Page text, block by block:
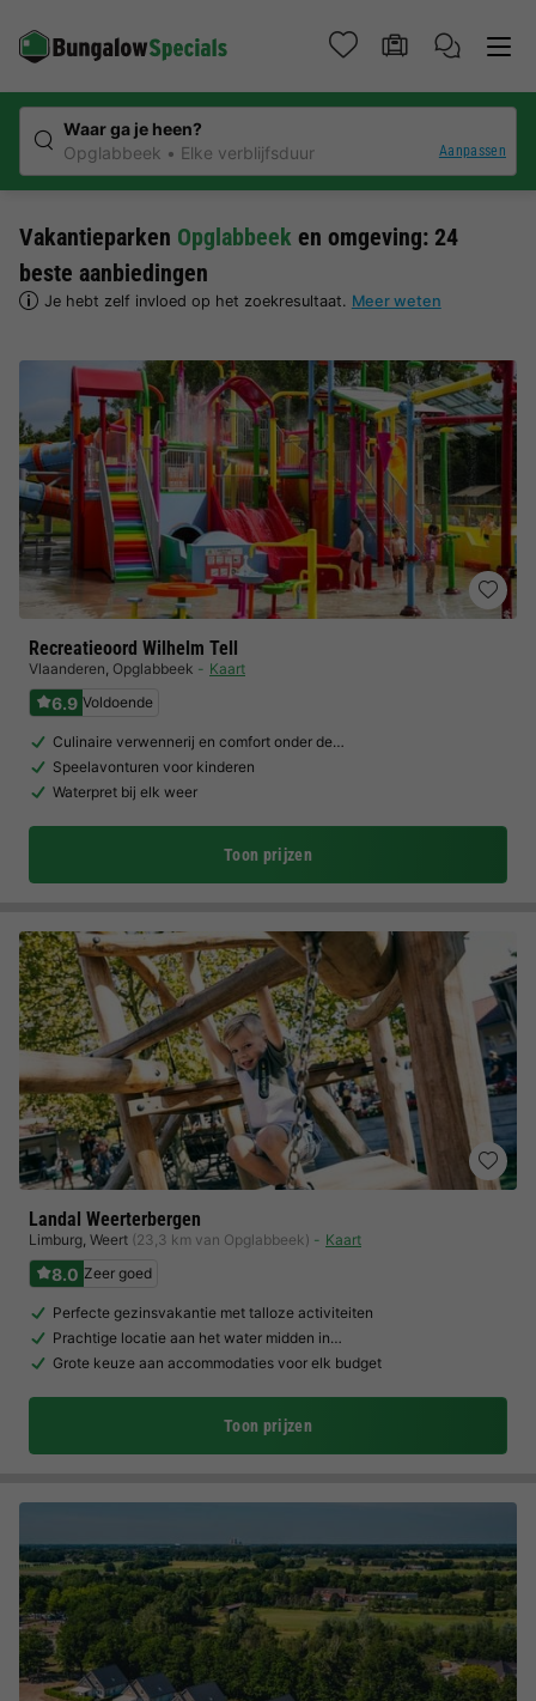
Waar ga je heen?
Opglabbeek
Elke verblijfsduur Aanpassen
Vakantieparken Opglabbeek en omgeving: 24
beste aanbiedingen
Je hebt zelf invloed op het zoekresultaat. Meer weten
Recreatieoord Wilhelm Tell
Vlaanderen, Opglabbeek Kaart
6.9 Voldoende
Culinaire verwennerij en comfort onder de…
Speelavonturen voor kinderen
Waterpret bij elk weer
Toon prijzen
Landal Weerterbergen
Limburg, Weert (23,3 km van Opglabbeek) Kaart
8.0 Zeer goed
Perfecte gezinsvakantie met talloze activiteiten
Prachtige locatie aan het water midden in…
Grote keuze aan accommodaties voor elk budget
Toon prijzen